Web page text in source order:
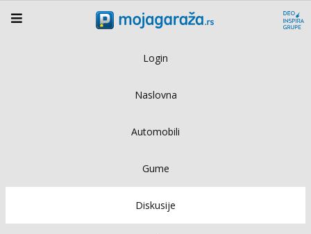
Login
Naslovna
Automobili
Gume
Diskusije